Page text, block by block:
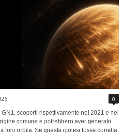
0
scoperti rispettivamente nel 2021 e nel
comune e potrebbero aver generato
loro orbita. Se questa ipotesi fosse corretta,